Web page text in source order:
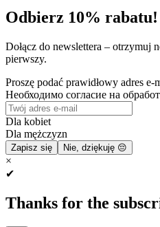
Odbierz 10% rabatu!
Dołącz do newslettera – otrzymuj
pierwszy.
Proszę podać prawidłowy adres e-
Необходимо согласие на
Dla kobiet
Dla mężczyzn
Zapisz się Nie, dziękuję 😔
×
✔
Thanks for the